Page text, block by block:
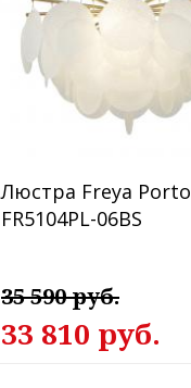
Люстра Freya Porto
FR5104PL-06BS
35 590 руб.
33 810 руб.